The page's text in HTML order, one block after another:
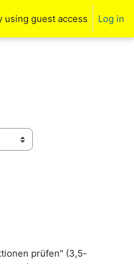
using guest access Log in
prüfen" (3,5-